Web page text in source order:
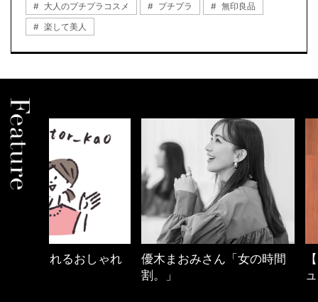
大人のプチプラコスメ
プチプラ
無印良品
楽して美人
優木まおみさん「女の時間
【ワーママのきれ